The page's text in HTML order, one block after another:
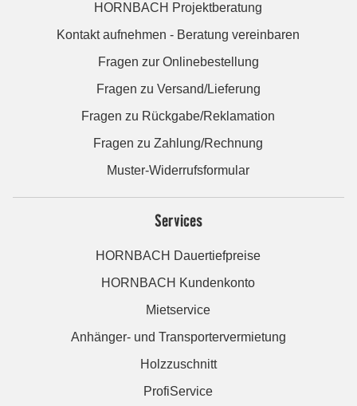
HORNBACH Projektberatung
Kontakt aufnehmen - Beratung vereinbaren
Fragen zur Onlinebestellung
Fragen zu Versand/Lieferung
Fragen zu Rückgabe/Reklamation
Fragen zu Zahlung/Rechnung
Muster-Widerrufsformular
Services
HORNBACH Dauertiefpreise
HORNBACH Kundenkonto
Mietservice
Anhänger- und Transportervermietung
Holzzuschnitt
ProfiService